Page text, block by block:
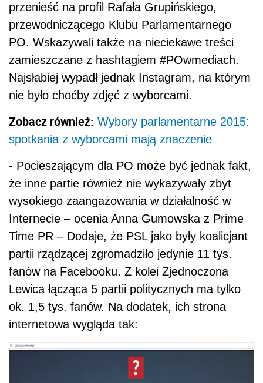
przenieść na profil Rafała Grupińskiego,
przewodniczącego Klubu Parlamentarnego
PO. Wskazywali także na nieciekawe treści
zamieszczane z hashtagiem #POwmediach.
Najsłabiej wypadł jednak Instagram, na którym
nie było choćby zdjęć z wyborcami.
Zobacz również: Wybory parlamentarne 2015:
spotkania z wyborcami mają znaczenie
- Pocieszającym dla PO może być jednak fakt,
że inne partie również nie wykazywały zbyt
wysokiego zaangażowania w działalność w
Internecie – ocenia Anna Gumowska z Prime
Time PR – Dodaje, że PSL jako były koalicjant
partii rządzącej zgromadziło jedynie 11 tys.
fanów na Facebooku. Z kolei Zjednoczona
Lewica łącząca 5 partii politycznych ma tylko
ok. 1,5 tys. fanów. Na dodatek, ich strona
internetowa wygląda tak: